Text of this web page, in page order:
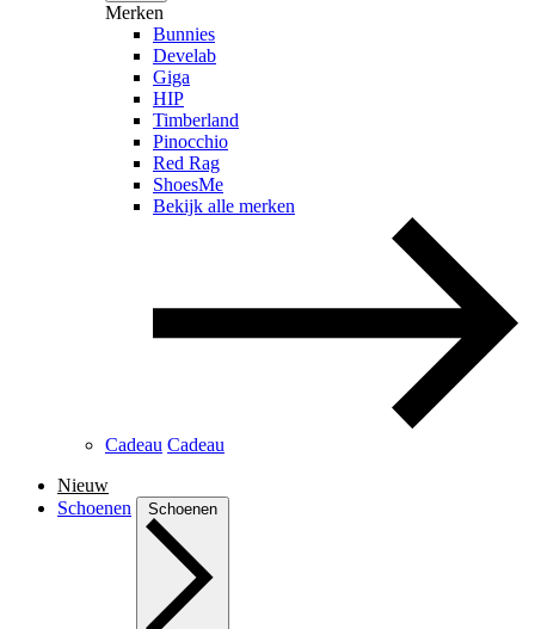
Merken
Bunnies
Develab
Giga
HIP
Timberland
Pinocchio
Red Rag
ShoesMe
Bekijk alle merken
Cadeau Cadeau
Nieuw
Schoenen
Schoenen